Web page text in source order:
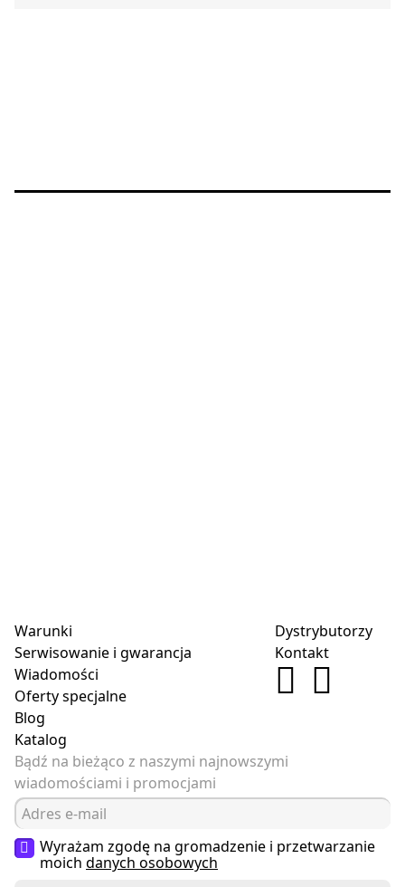
Warunki
Serwisowanie i gwarancja
Wiadomości
Oferty specjalne
Blog
Katalog
Dystrybutorzy
Kontakt
Bądź na bieżąco z naszymi najnowszymi
wiadomościami i promocjami
Wyrażam zgodę na gromadzenie i przetwarzanie
moich danych osobowych